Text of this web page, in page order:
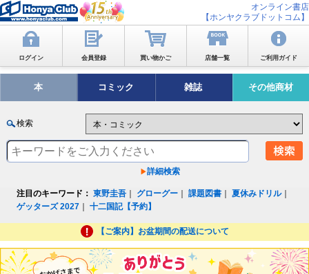
オンライン書店
【ホンヤクラブドットコム】
ログイン 会員登録 買い物かご 店舗一覧 ご利用ガイド
本 コミック 雑誌 その他商材
検索
詳細検索
注目のキーワード： 東野圭吾 グローグー ｜課題図書 ｜夏休みドリル｜
ゲッターズ 2027 ｜十二国記【予約】
【ご案内】お盆期間の配送について